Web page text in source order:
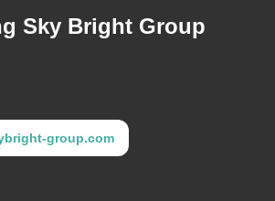
Sky Bright Group
group.com